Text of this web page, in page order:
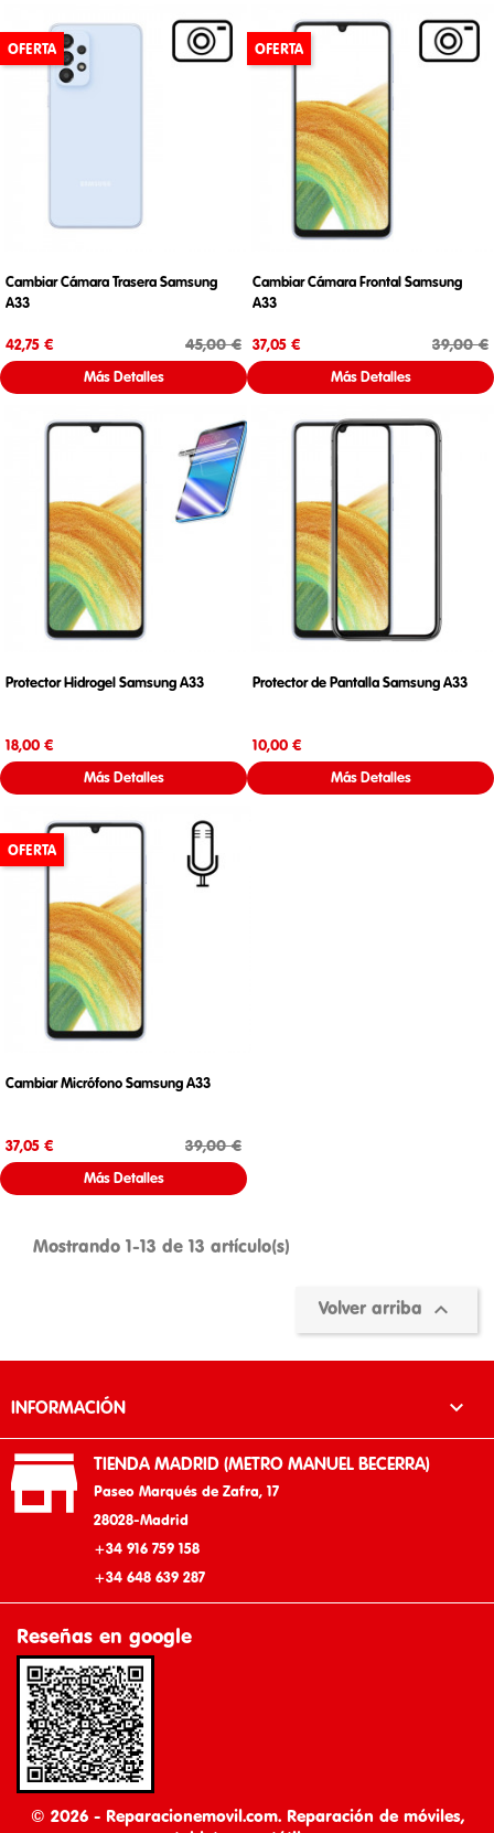
Cambiar Cámara Trasera Samsung
A33
42,75 € Precio base
45,00 €
Más Detalles
OFERTA
Cambiar Cámara Frontal Samsung
A33
37,05 € Precio base
39,00 €
Más Detalles
OFERTA
Protector Hidrogel Samsung A33
18,00 €
Más Detalles
Protector de Pantalla Samsung A33
10,00 €
Más Detalles
Cambiar Micrófono Samsung A33
37,05 € Precio base
39,00 €
Más Detalles
OFERTA
Mostrando 1-13 de 13 artículo(s)
Volver arriba 
INFORMACIÓN 
 TIENDA MADRID (METRO MANUEL BECERRA)
Paseo Marqués de Zafra, 17
28028-Madrid
+34 916 759 158
+34 648 639 287
Reseñas en google
© 2026 - Reparacionemovil.com. Reparación de móviles,